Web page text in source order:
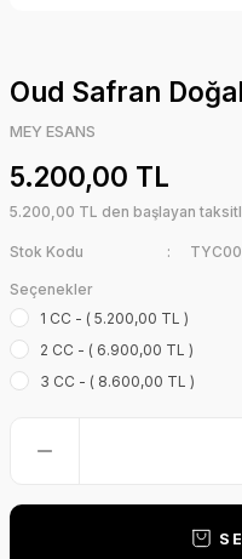
Oud Safran
MEY ESANS
5.200,00 TL
5.200,00 TL den başlayan
Stok Kodu
Seçenekler
1 CC - ( 5.200,00 TL )
2 CC - ( 6.900,00 TL )
3 CC - ( 8.600,00 TL )